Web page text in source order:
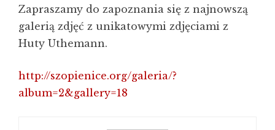
Zapraszamy do zapoznania się z najnowszą
galerią zdjęć z unikatowymi zdjęciami z
Huty Uthemann.
http://szopienice.org/galeria/?
album=2&gallery=18